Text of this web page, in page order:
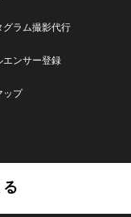
グラム撮影代行
エンサー登録
ップ